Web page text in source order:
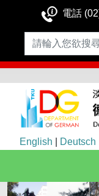
電話
English Deutsch